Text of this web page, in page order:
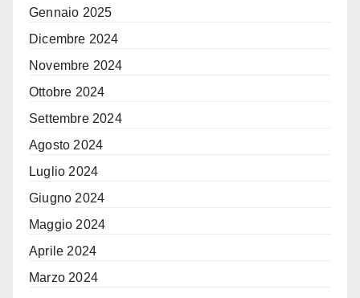
Gennaio 2025
Dicembre 2024
Novembre 2024
Ottobre 2024
Settembre 2024
Agosto 2024
Luglio 2024
Giugno 2024
Maggio 2024
Aprile 2024
Marzo 2024